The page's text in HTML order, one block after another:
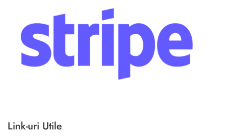
Link-uri Utile